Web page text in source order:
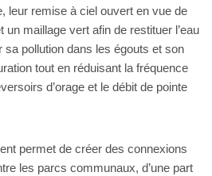
leur remise à ciel ouvert en vue de
un maillage vert afin de restituer l’eau
sa pollution dans les égouts et son
tout en réduisant la fréquence
d’orage et le débit de pointe
permet de créer des connexions
les parcs communaux, d’une part